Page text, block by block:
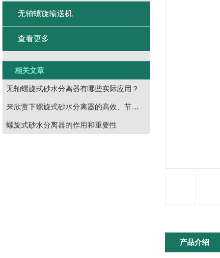
产品介绍
无轴螺旋输送机
查看更多
相关文章
无轴螺旋式砂水分离器有哪些实际应用？
来欣赏下螺旋式砂水分离器的高效、节能、环保
螺旋式砂水分离器的作用和重要性